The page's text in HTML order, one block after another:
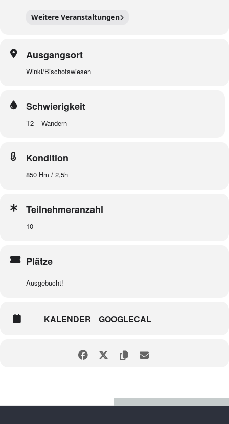
Weitere Veranstaltungen
Ausgangsort
Winkl/Bischofswiesen
Schwierigkeit
T2 – Wandern
Kondition
850 Hm / 2,5h
Teilnehmeranzahl
10
Plätze
Ausgebucht!
KALENDER GOOGLECAL